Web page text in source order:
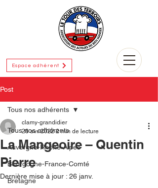
Espace adhérent
Post
Tous nos adhérents
Auvergne-Rhône-Alpes
Bourgogne-France-Comté
Bretagne
Tous nos adhérents
La Mangeoire – Quentin
Pierre
clamy-grandidier
28 avr. 2022 2 min de lecture
Dernière mise à jour : 26 janv.